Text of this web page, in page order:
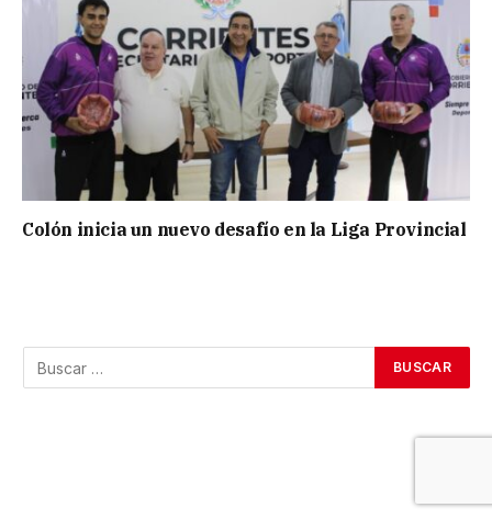
Colón inicia un nuevo desafío en la Liga Provincial